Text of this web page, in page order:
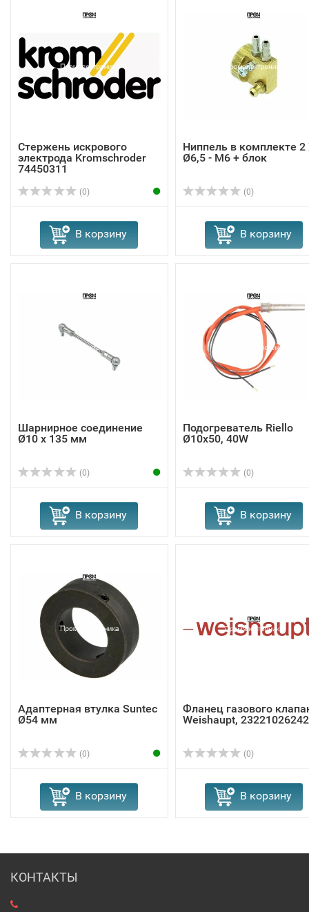
Стержень искрового
электрода Kromschroder
74450311
(0)
В корзину
Ниппель в комплекте 2
Ø6,5 - M6 + блок
(0)
В корзину
Шарнирное соединение
Ø10 x 135 мм
(0)
В корзину
Подогреватель Riello
Ø10x50, 40W
(0)
В корзину
Адаптерная втулка Suntec
Ø54 мм
(0)
В корзину
Фланец газового
Weishaupt, 23221026242
(0)
В корзину
КОНТАКТЫ